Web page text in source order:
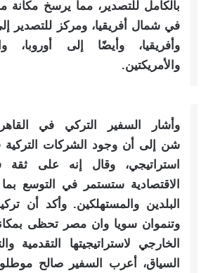
بالكامل للتصدير، مما يرسخ مكانة
في شمال أفريقيا، ومركز للتصدير
وأفريقيا، وأيضًا إلى أوروبا،
والأمريكتين.
وأشار
السفير التركي في
شن إلى أن وجود الشركات
استراتيجي، وقال إنه على
الاقتصادية ستستمر في التوسع
البلدين والمستهلكين. وأكد أن
وتنموان سويا وان مصر تحظى
الخارجي لاستراتيجيتها التقدمية
السياق، أعرب السفير صالح